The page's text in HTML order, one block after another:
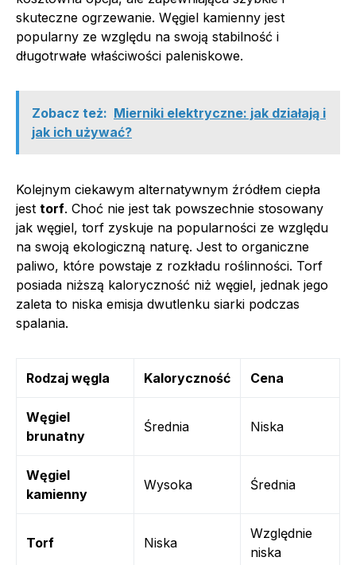
skuteczne ogrzewanie. Węgiel kamienny jest
popularny ze względu na swoją stabilność i
długotrwałe właściwości paleniskowe.
Zobacz też: Mierniki elektryczne: jak działają i
jak ich używać?
Kolejnym ciekawym alternatywnym źródłem ciepła
jest torf. Choć nie jest tak powszechnie stosowany
jak węgiel, torf zyskuje na popularności ze względu
na swoją ekologiczną naturę. Jest to organiczne
paliwo, które powstaje z rozkładu roślinności. Torf
posiada niższą kaloryczność niż węgiel, jednak jego
zaleta to niska emisja dwutlenku siarki podczas
spalania.
Rodzaj węgla Kaloryczność Cena
Węgiel
brunatny
Średnia Niska
Węgiel
kamienny
Wysoka Średnia
Torf Niska
Względnie
niska